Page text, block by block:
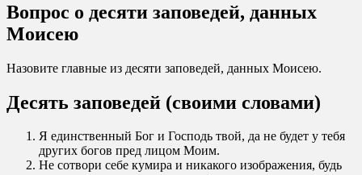
Вопрос о десяти заповедей, данных
Моисею
Назовите главные из десяти заповедей, данных Моисею.
Десять заповедей (своими словами)
Я единственный Бог и Господь твой, да не будет у тебя
других богов пред лицом Моим.
Не сотвори себе кумира и никакого изображения, будь